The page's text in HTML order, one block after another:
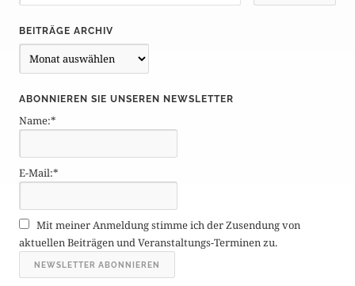
BEITRÄGE ARCHIV
e
t
r
g
e
r
c
h
v
ABONNIEREN SIE UNSEREN NEWSLETTER
Name:*
E-Mail:*
Mit meiner Anmeldung stimme ich der Zusendung von
aktuellen Beiträgen und Veranstaltungs-Terminen zu.